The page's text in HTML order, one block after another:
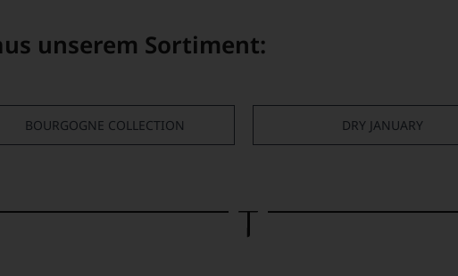
unserem Sortiment:
BOURGOGNE COLLECTION DRY JANUARY